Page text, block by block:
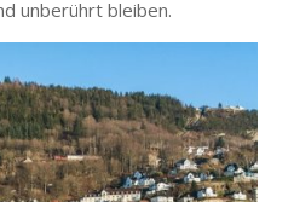
unberührt bleiben.